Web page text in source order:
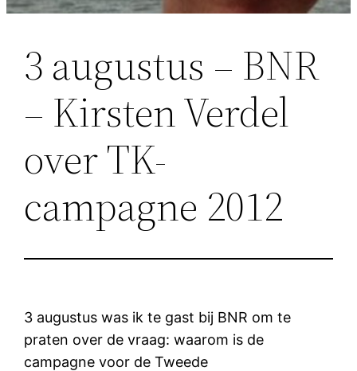
3 augustus – BNR
– Kirsten Verdel
over TK-
campagne 2012
3 augustus was ik te gast bij BNR om te
praten over de vraag: waarom is de
campagne voor de Tweede